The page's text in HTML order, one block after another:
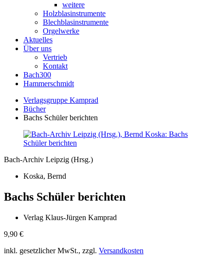
weitere
Holzblasinstrumente
Blechblasinstrumente
Orgelwerke
Aktuelles
Über uns
Vertrieb
Kontakt
Bach300
Hammerschmidt
Verlagsgruppe Kamprad
Bücher
Bachs Schüler berichten
Bach-Archiv Leipzig (Hrsg.)
Koska, Bernd
Bachs Schüler berichten
Verlag Klaus-Jürgen Kamprad
9,90 €
inkl. gesetzlicher MwSt., zzgl. Versandkosten